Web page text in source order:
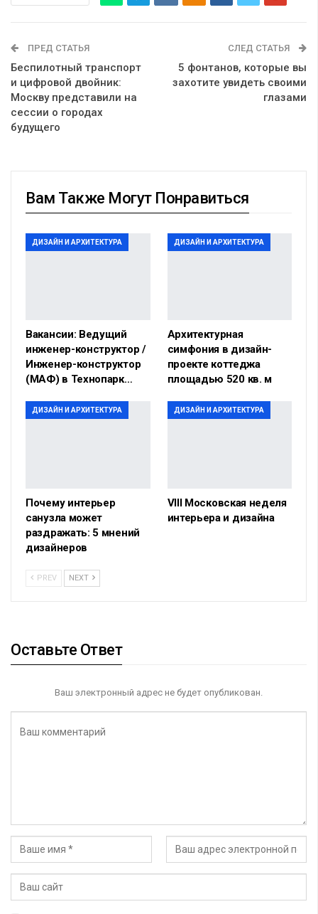
ПРЕД СТАТЬЯ
Беспилотный транспорт
и цифровой двойник:
Москву представили на
сессии о городах
будущего
СЛЕД СТАТЬЯ
5 фонтанов, которые вы
захотите увидеть своими
глазами
Вам Также Могут Понравиться
ДИЗАЙН И АРХИТЕКТУРА
Вакансии: Ведущий
инженер-конструктор /
Инженер-конструктор
(МАФ) в Технопарк…
ДИЗАЙН И АРХИТЕКТУРА
Архитектурная
симфония в дизайн-
проекте коттеджа
площадью 520 кв. м
ДИЗАЙН И АРХИТЕКТУРА
Почему интерьер
санузла может
раздражать: 5 мнений
дизайнеров
ДИЗАЙН И АРХИТЕКТУРА
VIII Московская неделя
интерьера и дизайна
PREV NEXT
Оставьте Ответ
Ваш электронный адрес не будет опубликован.